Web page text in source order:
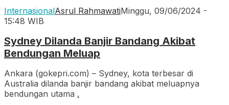
InternasionalAsrul RahmawatiMinggu, 09/06/2024 -
15:48 WIB
Sydney Dilanda Banjir Bandang Akibat
Bendungan Meluap
Ankara (gokepri.com) – Sydney, kota terbesar di
Australia dilanda banjir bandang akibat meluapnya
bendungan utama .